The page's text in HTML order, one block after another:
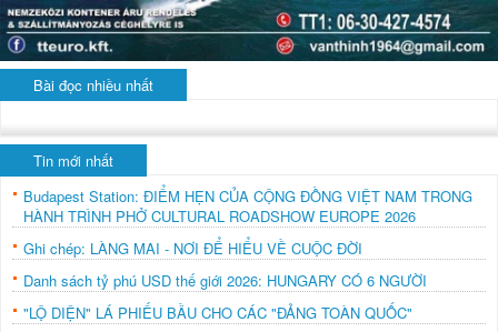
Bài đọc nhiều nhất
Tin mới nhất
Budapest Station: ĐIỂM HẸN CỦA CỘNG ĐỒNG VIỆT NAM TRONG
HÀNH TRÌNH PHỞ CULTURAL ROADSHOW EUROPE 2026
Ghi chép: LÀNG MAI - NƠI ĐỂ HIỂU VỀ CUỘC ĐỜI
Danh sách tỷ phú USD thế giới 2026: HUNGARY CÓ 6 NGƯỜI
"LỘ DIỆN" LÁ PHIẾU BẦU CHO CÁC "ĐẢNG TOÀN QUỐC"